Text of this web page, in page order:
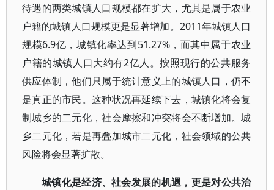
待遇的两类城镇人口规模都在扩大，尤其是属于农业
户籍的城镇人口规模更是显著增加。2011年城镇人口
规模6.9亿，城镇化率达到51.27%，而其中属于农业
户籍的城镇人口大约有2亿人。按照现行的公共服务
供应体制，他们只属于统计意义上的城镇人口，仍不
是真正的市民。这种状况再延续下去，城镇化将会复
制城乡的二元化，社会摩擦和冲突将会不断增加。城
乡二元化，若是再叠加城市二元化，社会领域的公共
风险将会显著扩散。
城镇化是经济、社会发展的机遇，更是对公共治